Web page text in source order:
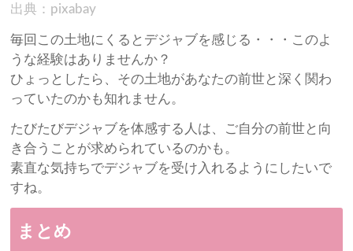
出典：pixabay
毎回この土地にくるとデジャブを感じる・・・このよ
うな経験はありませんか？
ひょっとしたら、その土地があなたの前世と深く関わ
っていたのかも知れません。
たびたびデジャブを体感する人は、ご自分の前世と向
き合うことが求められているのかも。
素直な気持ちでデジャブを受け入れるようにしたいで
すね。
まとめ